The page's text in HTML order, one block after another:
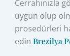
Cerrahınızla
uygun olup
prosedürleri
edinBrezilya